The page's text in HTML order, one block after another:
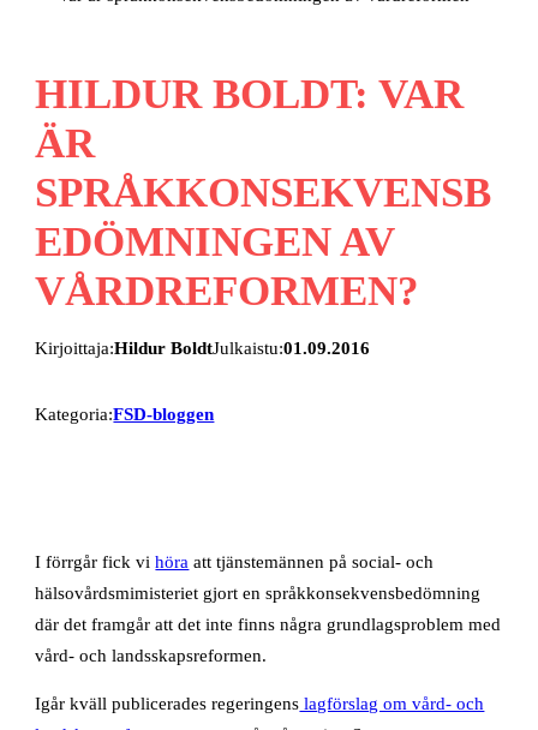
HILDUR BOLDT: VAR
ÄR
SPRÅKKONSEKVENSB
EDÖMNINGEN AV
VÅRDREFORMEN?
Kirjoittaja:Hildur BoldtJulkaistu:01.09.2016
Kategoria:FSD-bloggen
I förrgår fick vihöra att tjänstemännen på social- och
hälsovårdsmimisteriet gjort en språkkonsekvensbedömning
där det framgår att det inte finns några grundlagsproblem med
vård- och landsskapsreformen.
Igår kväll publicerades regeringens lagförslag om vård- och